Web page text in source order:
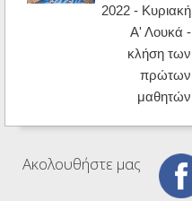
2022 - Κυριακή
Α' Λουκά -
κλήση των
πρώτων
μαθητών
Ακολουθήστε μας